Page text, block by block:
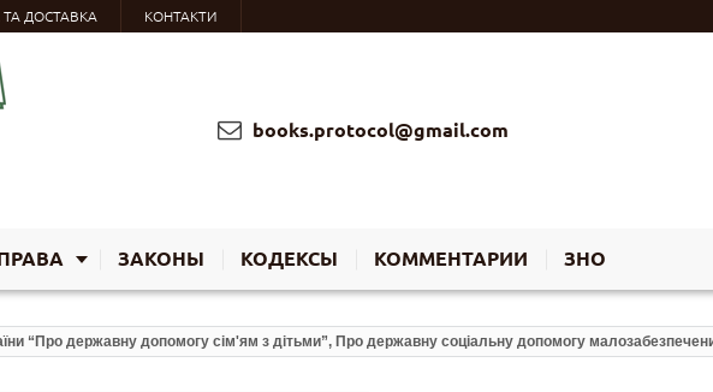
ДОСТАВКА КОНТАКТИ
books.protocol@gmail.com
ЗАКОНЫ КОДЕКСЫ КОММЕНТАРИИ ЗНО
“Про державну допомогу сім'ям з дітьми”, Про державну соціальну допомогу